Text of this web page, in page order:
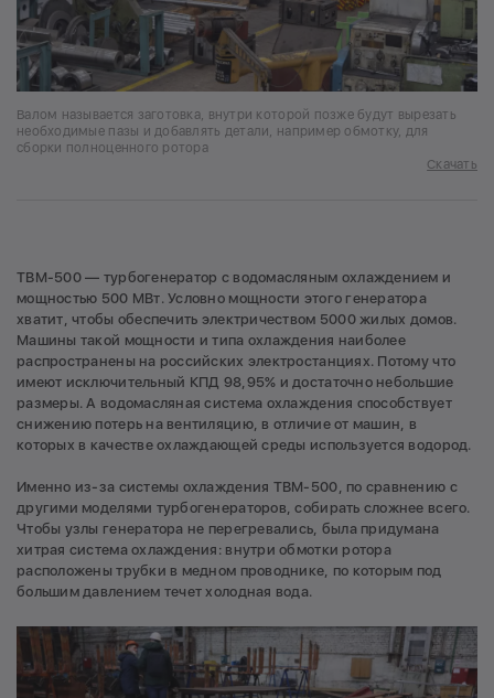
Валом называется заготовка, внутри которой позже будут вырезать
необходимые пазы и добавлять детали, например обмотку, для
сборки полноценного ротора
Скачать
ТВМ-500 — турбогенератор с водомасляным охлаждением и
мощностью 500 МВт. Условно мощности этого генератора
хватит, чтобы обеспечить электричеством 5000 жилых домов.
Машины такой мощности и типа охлаждения наиболее
распространены на российских электростанциях. Потому что
имеют исключительный КПД 98,95% и достаточно небольшие
размеры. А водомасляная система охлаждения способствует
снижению потерь на вентиляцию, в отличие от машин, в
которых в качестве охлаждающей среды используется водород.
Именно из-за системы охлаждения ТВМ-500, по сравнению с
другими моделями турбогенераторов, собирать сложнее всего.
Чтобы узлы генератора не перегревались, была придумана
хитрая система охлаждения: внутри обмотки ротора
расположены трубки в медном проводнике, по которым под
большим давлением течет холодная вода.